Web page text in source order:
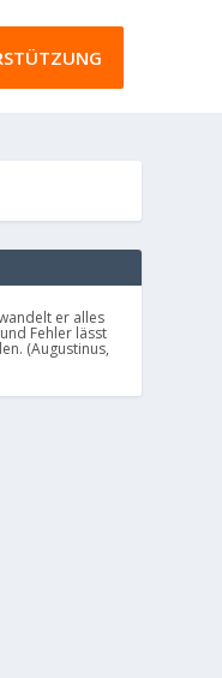
er alles
Fehler lässt
(Augustinus,